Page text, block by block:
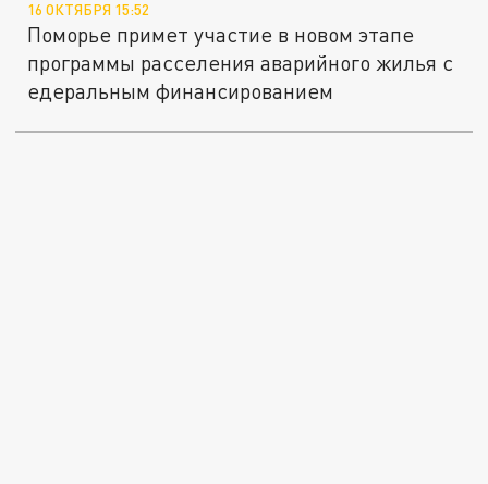
16 ОКТЯБРЯ 15:52
Поморье примет участие в новом этапе
программы расселения аварийного жилья с
едеральным финансированием